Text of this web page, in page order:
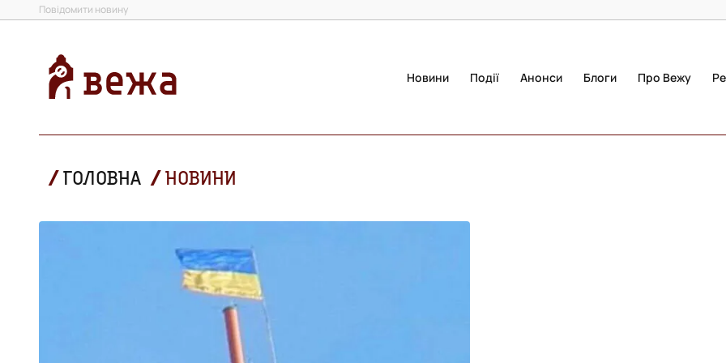
Повідомити новину
Новини Події Анонси Блоги Про Вежу
ГОЛОВНА НОВИНИ